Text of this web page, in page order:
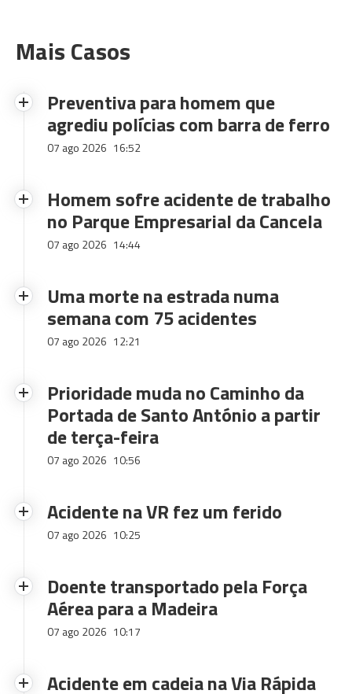
Mais Casos
Preventiva para homem que
agrediu polícias com barra de ferro
07 ago 2026 16:52
Homem sofre acidente de trabalho
no Parque Empresarial da Cancela
07 ago 2026 14:44
Uma morte na estrada numa
semana com 75 acidentes
07 ago 2026 12:21
Prioridade muda no Caminho da
Portada de Santo António a partir
de terça-feira
07 ago 2026 10:56
Acidente na VR fez um ferido
07 ago 2026 10:25
Doente transportado pela Força
Aérea para a Madeira
07 ago 2026 10:17
Acidente em cadeia na Via Rápida